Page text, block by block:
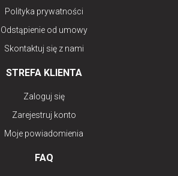
Polityka prywatności
Odstąpienie od umowy
Skontaktuj się z nami
STREFA KLIENTA
Zaloguj się
Zarejestruj konto
Moje powiadomienia
FAQ